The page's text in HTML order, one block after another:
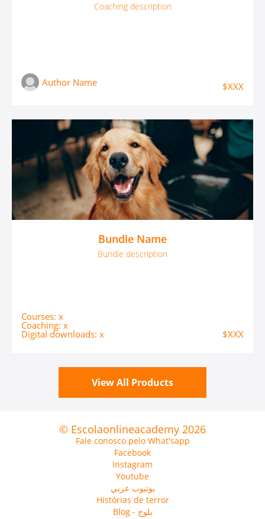
Coaching description
Author Name $XXX
Bundle Name
Bundle description
Courses: x
Coaching: x
Digital downloads: x $XXX
View All Products
© Escolaonlineacademy 2026
Fale conosco pelo What'sapp
Facebook
Instagram
Youtube
يوتيوب عربي
Histórias de terror
Blog - بلوج